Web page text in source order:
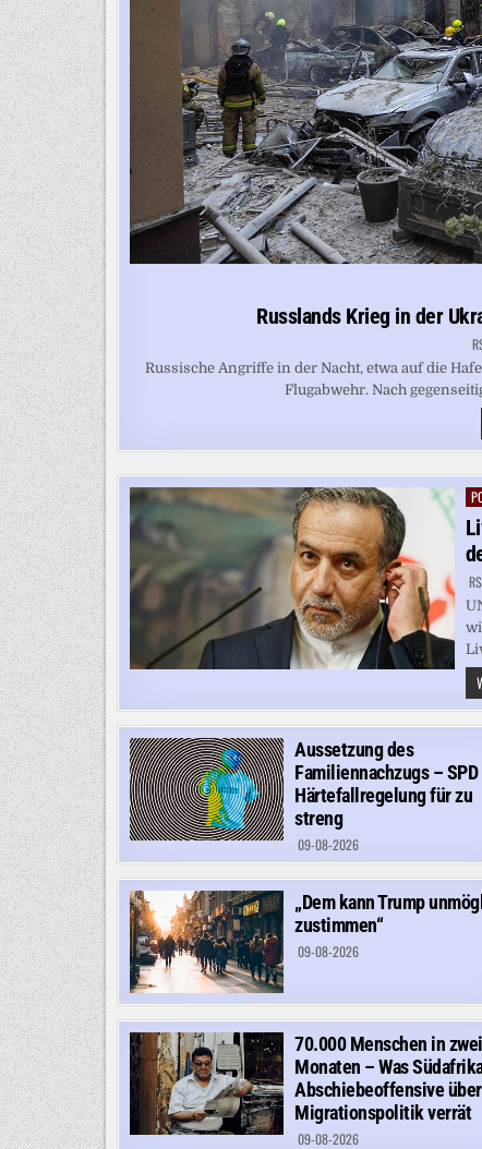
Russlands Krieg in der
Russische Angriffe in der Nacht, etwa auf die
Flugabwehr. Nach
in
Aussetzung des
Familiennachzugs –
Härtefallregelung für zu
streng
09-08-2026
„Dem kann Trump
zustimmen“
09-08-2026
70.000 Menschen in zwei
Monaten – Was
Abschiebeoffensive über
Migrationspolitik verrät
09-08-2026